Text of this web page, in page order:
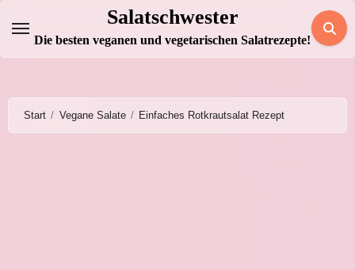
Inhalt
springen
Salatschwester
Die besten veganen und vegetarischen Salatrezepte!
Start Vegane Salate Einfaches Rotkrautsalat Rezept